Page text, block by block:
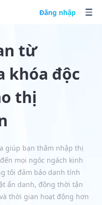
Đăng nhập
từ
khóa độc
thị
giúp bạn thâm nhập thị
mọi ngóc ngách kinh
tôi đảm bảo danh tính
ẩn danh, đồng thời tận
thời gian hoạt động hơn